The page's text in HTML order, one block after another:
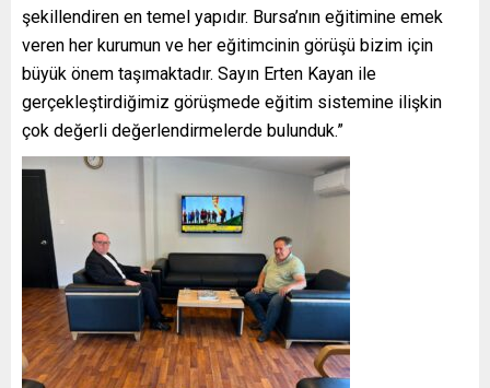
şekillendiren en temel yapıdır. Bursa’nın eğitimine emek
veren her kurumun ve her eğitimcinin görüşü bizim için
büyük önem taşımaktadır. Sayın Erten Kayan ile
gerçekleştirdiğimiz görüşmede eğitim sistemine ilişkin
çok değerli değerlendirmelerde bulunduk.”